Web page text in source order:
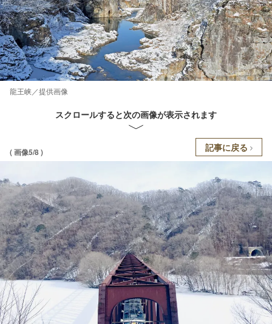
龍王峡／提供画像
スクロールすると次の画像が表示されます
( 画像5/8 ) 記事に戻る